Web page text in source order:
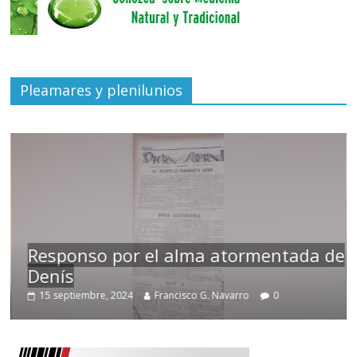
Pleamares y plenilunios
Responso por el alma atormentada de
Denís
15 septiembre, 2024 Francisco G. Navarro 0